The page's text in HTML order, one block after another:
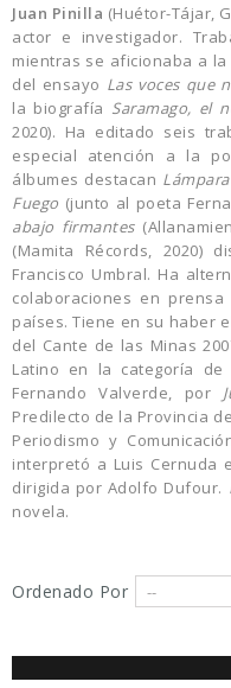
Juan Pinilla (Huétor-Tájar,
actor e investigador.
mientras se aficionaba a
del ensayo Las voces que
la biografía Saramago, el
2020). Ha editado seis
especial atención a la
álbumes destacan
Fuego (junto al poeta
abajo firmantes
(Mamita Récords, 2020)
Francisco Umbral. Ha
colaboraciones en
países. Tiene en su haber
del Cante de las Minas
Latino en la categoría de
Fernando Valverde, por
Predilecto de la Provincia
Periodismo y
interpretó a Luis Cernuda
dirigida por Adolfo Dufour.
novela.
Ordenado Por